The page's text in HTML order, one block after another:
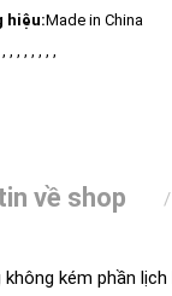
hiệu:Made in China
, , , , , , ,
về shop
kém phần